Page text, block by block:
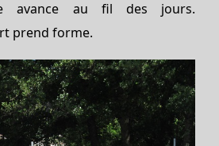
avance au fil des jours.
prend forme.